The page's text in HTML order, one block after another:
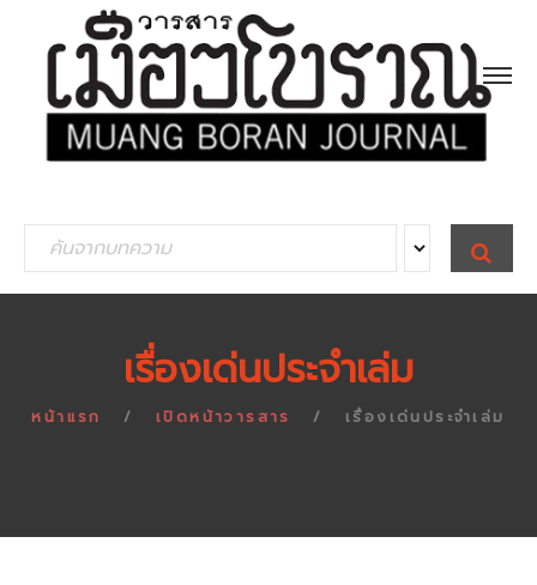
e
S
E
A
R
เรื่องเด่นประจำเล่ม
หน้าแรก เปิดหน้าวารสาร เรื่องเด่นประจำเล่ม